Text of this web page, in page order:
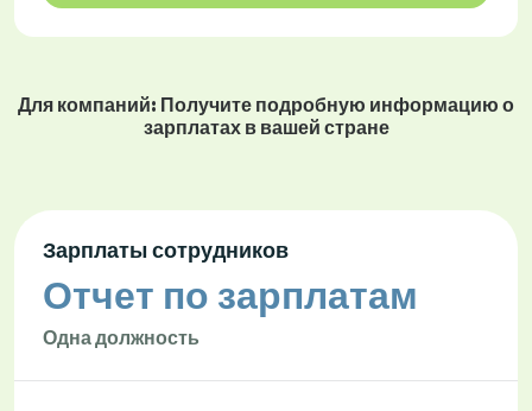
Для компаний: Получите подробную информацию о
зарплатах в вашей стране
Зарплаты сотрудников
Отчет по зарплатам
Одна должность